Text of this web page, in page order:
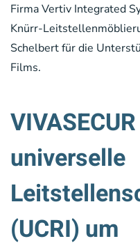
Firma Vertiv Integrated
Knürr-
Schelbert für die
Films.
universelle
(UCRI) um